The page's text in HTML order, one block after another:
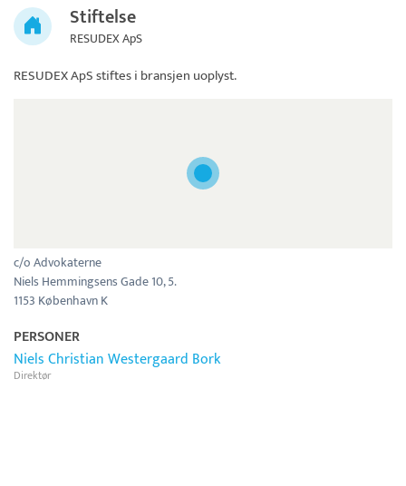
Stiftelse
RESUDEX ApS
RESUDEX ApSstiftes i bransjen uoplyst.
c/o Advokaterne
Niels Hemmingsens Gade 10, 5.
1153 København K
PERSONER
Niels Christian Westergaard Bork
Direktør